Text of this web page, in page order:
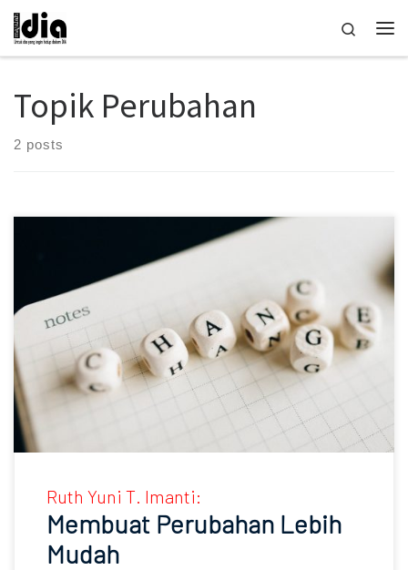
Skip to content
Search
Topik Perubahan
2 posts
Ruth Yuni T. Imanti:
Membuat Perubahan Lebih
Mudah